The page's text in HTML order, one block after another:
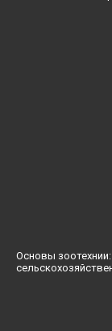
Основы зоотехнии: